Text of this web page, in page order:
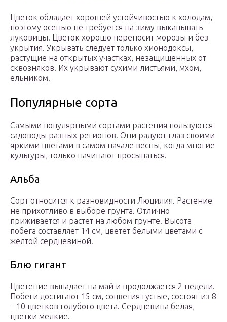
Цветок обладает хорошей устойчивостью к холодам,
поэтому осенью не требуется на зиму выкапывать
луковицы. Цветок хорошо переносит морозы и без
укрытия. Укрывать следует только хионодоксы,
растущие на открытых участках, незащищенных от
сквозняков. Их укрывают сухими листьями, мхом,
ельником.
Популярные сорта
Самыми популярными сортами растения пользуются
садоводы разных регионов. Они радуют глаз своими
яркими цветами в самом начале весны, когда многие
культуры, только начинают просыпаться.
Альба
Сорт относится к разновидности Люцилия. Растение
не прихотливо в выборе грунта. Отлично
приживается и растет на любом грунте. Высота
побега составляет 14 см, цветет белыми цветами с
желтой сердцевиной.
Блю гигант
Цветение выпадает на май и продолжается 2 недели.
Побеги достигают 15 см, соцветия густые, состоят из 8
– 10 цветков голубого цвета. Сердцевина белая,
цветки мелкие.